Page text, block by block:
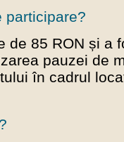
participare?
de 85 RON și a
pauzei de
în cadrul